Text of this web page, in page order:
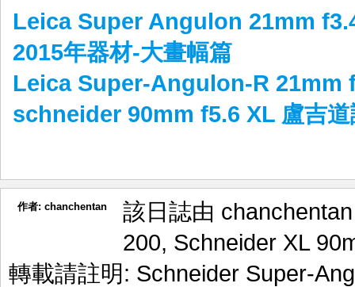
Leica Super Angulon 21mm
2015年器材-大畫幅篇
Leica Super-Angulon-R 21mm
schneider 90mm f5.6 XL 盧吉道
作者: chanchentan
該日誌由
200, Schneider XL
轉載請註明: Schneider Super-